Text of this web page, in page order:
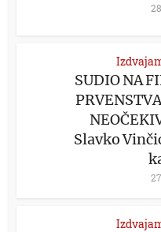
SUDIO NA
Slavko